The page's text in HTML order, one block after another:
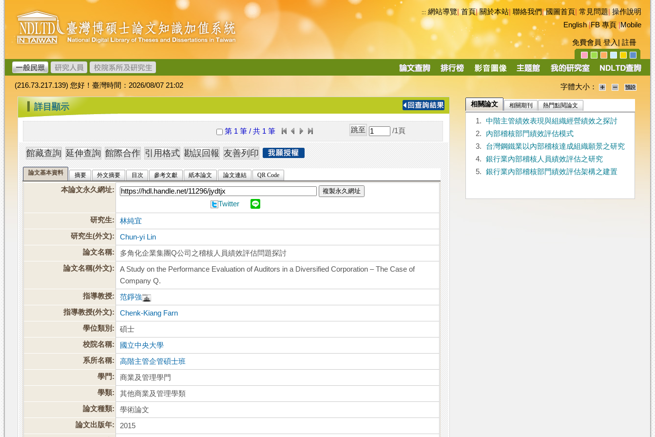
跳
到
主
要
內
容
臺
灣
博
碩
士
論
文
加
值
系
統
::: 網站導覽|首頁|關於本站 聯絡我們|國圖首頁 常見問題|操作說明
English|FB 專頁|Mobile
免費會員 登入 註冊
導
(216.73.217.139) 您好！臺灣時間：2026/08/07 21:02 字體大小：
::: 詳目顯示
第 1 筆 / 共 1 筆 /1 頁
論文基本資料 摘要 外文摘要 目次 參考文獻 紙本論文 論文連結 QR Code
本論文永久網址: 複製永久網址
Twitter
研究生:
林純宜
研究生(外文):
Chun-yi Lin
論文名稱:
多角化企業集團Q公司之稽核人員績效評估問題探討
論文名稱(外文):
A Study on the Performance Evaluation of Auditors in a Diversified Corporation – The Case of
Company Q.
指導教授:
范錚強
指導教授(外文):
Chenk-Kiang Farn
學位類別:
碩士
校院名稱:
國立中央大學
系所名稱:
高階主管企管碩士班
學門:
商業及管理學門
學類:
其他商業及管理學類
論文種類:
學術論文
論文出版年:
2015
相關論文 相關期刊 熱門點閱論文
1.
中階主管績效表現與組織經營績效之探討
2.
內部稽核部門績效評估模式
3.
台灣鋼鐵業以內部稽核達成組織願景之研究
4.
銀行業內部稽核人員績效評估之研究
5.
銀行業內部稽核部門績效評估架構之建置